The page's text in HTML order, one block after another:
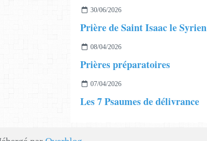
30/06/2026
Prière de Saint Isaac le Syrien
08/04/2026
Prières préparatoires
07/04/2026
Les 7 Psaumes de délivrance